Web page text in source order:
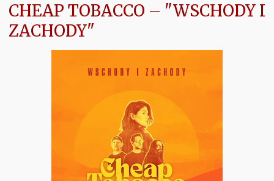
CHEAP TOBACCO – "WSCHODY I
ZACHODY"